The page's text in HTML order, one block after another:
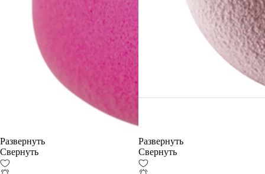
Развернуть
Свернуть
Развернуть
Свернуть